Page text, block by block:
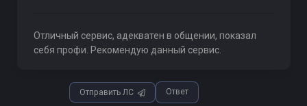
Отличный сервис, адекватен в общении, показал
себя профи. Рекомендую данный сервис.
Отправить ЛС Ответ